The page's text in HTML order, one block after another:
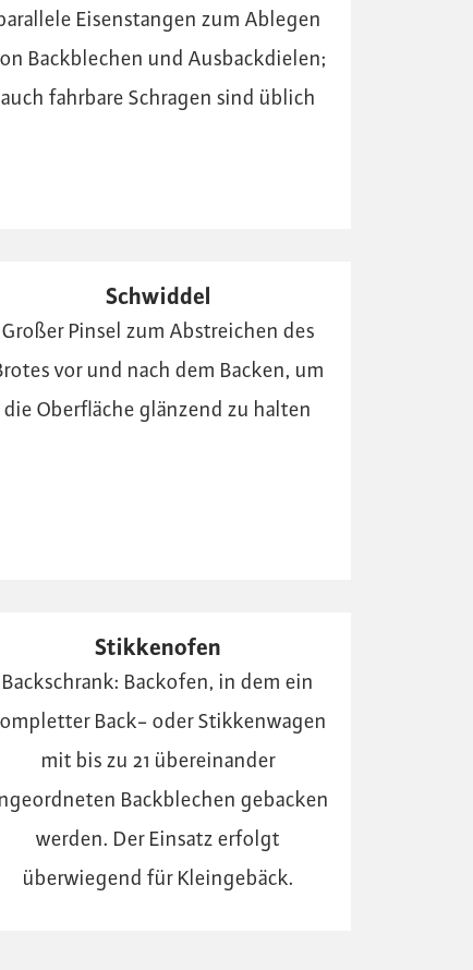
Eisenstangen zum Ablegen
Backblechen und Ausbackdielen;
auch fahrbare Schragen sind üblich
Schwiddel
Großer Pinsel zum Abstreichen des
vor und nach dem Backen, um
die Oberfläche glänzend zu halten
Stikkenofen
Backschrank: Backofen, in dem ein
Back- oder Stikkenwagen
mit bis zu 21 übereinander
Backblechen gebacken
werden. Der Einsatz erfolgt
überwiegend für Kleingebäck.